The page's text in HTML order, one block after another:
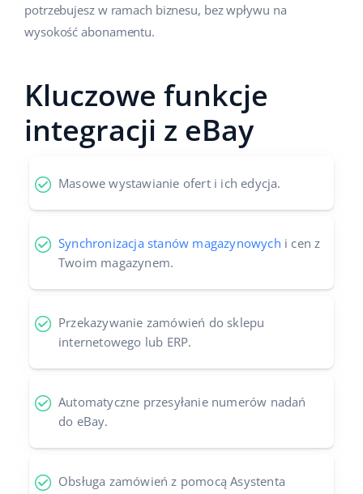
potrzebujesz w ramach biznesu, bez wpływu na
wysokość abonamentu.
Kluczowe funkcje
integracji z eBay
Masowe wystawianie ofert i ich edycja.
Synchronizacja stanów magazynowych i cen z
Twoim magazynem.
Przekazywanie zamówień do sklepu
internetowego lub ERP.
Automatyczne przesyłanie numerów nadań
do eBay.
Obsługa zamówień z pomocą Asystenta